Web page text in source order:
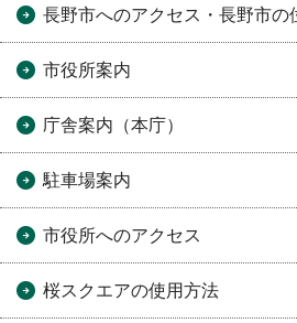
長野市へのアクセス・長野市の
市役所案内
庁舎案内（本庁）
駐車場案内
市役所へのアクセス
桜スクエアの使用方法